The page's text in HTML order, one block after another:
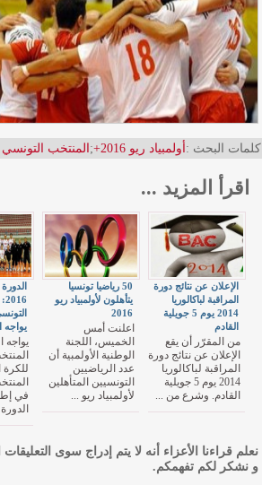
كلمات البحث : أولمبياد ريو 2016+ ; المنتخب
اقرأ المزيد ...
يواجه
يواجه
للكرة
في
50 رياضيا تونسيا
يتأهلون لأولمبياد ريو
2016
اعلنت أمس
الخميس، اللجنة
الوطنية الأولمبية أن
عدد الرياضيين
التونسيين المتأهلين
لأولمبياد ريو ...
الإعلان عن نتائج دورة
المراقبة لباكالوريا
2014 يوم 5 جويلية
القادم
من المقرّر أن يقع
الإعلان عن نتائج دورة
المراقبة لباكالوريا
2014 يوم 5 جويلية
القادم. وشرع من ...
نعلم قراءنا الأعزاء أنه لا يتم إدراج سوى التعليقات
و نشكر لكم تفهمكم.